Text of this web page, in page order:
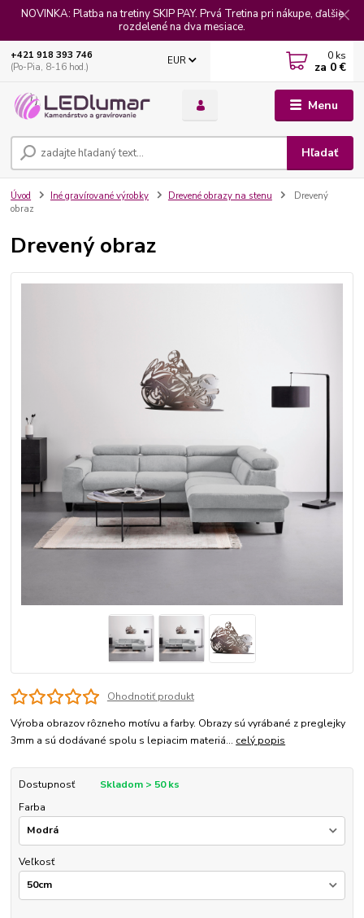
NOVINKA: Platba na tretiny SKIP PAY. Prvá Tretina pri nákupe, ďalšie
rozdelené na dva mesiace.
Menu
EUR
Hľadať
+421 918 393 746
(Po-Pia, 8-16 hod.)
0 ks
za 0 €
Úvod Iné gravírované výrobky Drevené obrazy na stenu
Drevený
obraz
Drevený obraz
Ohodnotiť produkt
Výroba obrazov rôzneho motívu a farby. Obrazy sú vyrábané z preglejky
3mm a sú dodávané spolu s lepiacim materiá... celý popis
Dostupnosť
Skladom > 50 ks
Farba
Veľkosť